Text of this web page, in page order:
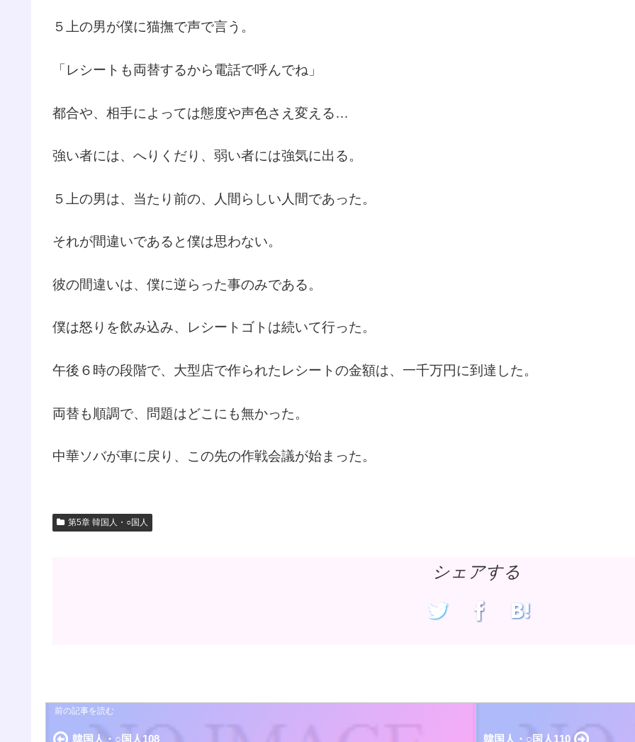
５上の男が僕に猫撫で声で言う。
「レシートも両替するから電話で呼んでね」
都合や、相手によっては態度や声色さえ変える…
強い者には、へりくだり、弱い者には強気に出る。
５上の男は、当たり前の、人間らしい人間であった。
それが間違いであると僕は思わない。
彼の間違いは、僕に逆らった事のみである。
僕は怒りを飲み込み、レシートゴトは続いて行った。
午後６時の段階で、大型店で作られたレシートの金額は、一千万円に到達した。
両替も順調で、問題はどこにも無かった。
中華ソバが車に戻り、この先の作戦会議が始まった。
第5章 韓国人・○国人
シェアする
韓国人・○国人108 韓国人・○国人110